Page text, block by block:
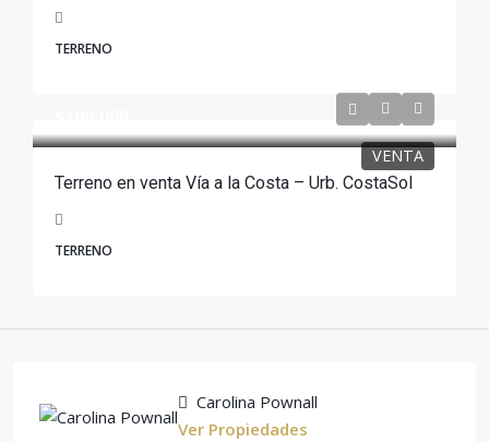
TERRENO
VENTA
Terreno en venta Vía a la Costa – Urb. CostaSol
TERRENO
Carolina Pownall
Ver Propiedades